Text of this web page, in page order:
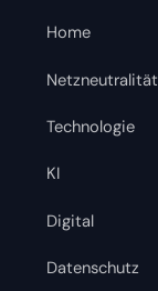
Home
Netzneutralität
Technologie
KI
Digital
Datenschutz